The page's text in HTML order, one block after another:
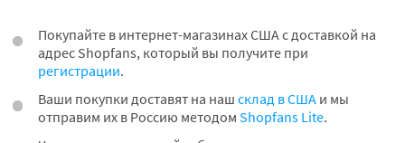
Покупайте в интернет-магазинах США с доставкой на
адрес Shopfans, который вы получите при
регистрации.
Ваши покупки доставят на наш склад в США и мы
отправим их в Россию методом Shopfans Lite.